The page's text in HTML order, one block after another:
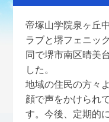
帝塚山学院泉ヶ丘
ラブと堺フェニッ
同で堺市南区晴美
した。
地域の住民の方々
顔で声をかけられ
す。今後、定期的